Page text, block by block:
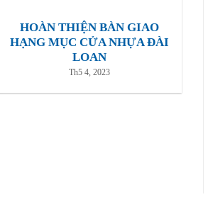
HOÀN THIỆN BÀN GIAO
HẠNG MỤC CỬA NHỰA ĐÀI
LOAN
Th5 4, 2023